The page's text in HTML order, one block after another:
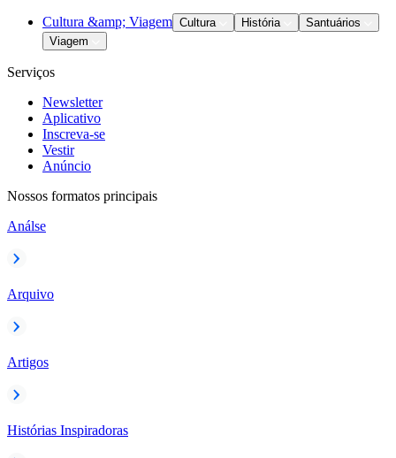
Cultura &amp; Viagem Cultura História
Santuários
Viagem
Serviços
Newsletter
Aplicativo
Inscreva-se
Vestir
Anúncio
Nossos formatos principais
Análse
Arquivo
Artigos
Histórias Inspiradoras